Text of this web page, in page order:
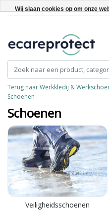
Terug naar Werkkledij &
Schoenen
Schoenen
Veiligheidsschoenen
Wij slaan cookies op om onze